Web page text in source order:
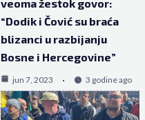
veoma žestok govor:
“Dodik i Čović su braća
blizanci u razbijanju
Bosne i Hercegovine”
jun 7, 2023 3 godine ago